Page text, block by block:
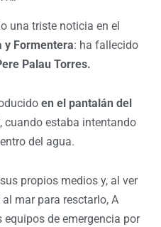
una triste noticia en el
y Formentera: ha fallecido
Palau Torres.
en el pantalán del
, cuando estaba intentando
del agua.
propios medios y, al ver
mar para resctarlo, A
equipos de emergencia por